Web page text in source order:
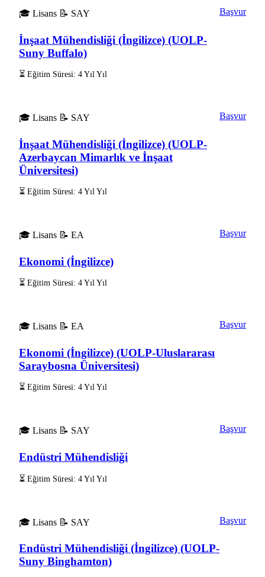
🎓 Lisans 📝 SAY
İnşaat Mühendisliği (İngilizce) (UOLP-
Suny Buffalo)
⏳ Eğitim Süresi: 4 Yıl Yıl
Başvur
🎓 Lisans 📝 SAY
İnşaat Mühendisliği (İngilizce) (UOLP-
Azerbaycan Mimarlık ve İnşaat
Üniversitesi)
⏳ Eğitim Süresi: 4 Yıl Yıl
Başvur
🎓 Lisans 📝 EA
Ekonomi (İngilizce)
⏳ Eğitim Süresi: 4 Yıl Yıl
Başvur
🎓 Lisans 📝 EA
Ekonomi (İngilizce) (UOLP-Uluslararası
Saraybosna Üniversitesi)
⏳ Eğitim Süresi: 4 Yıl Yıl
Başvur
🎓 Lisans 📝 SAY
Endüstri Mühendisliği
⏳ Eğitim Süresi: 4 Yıl Yıl
Başvur
🎓 Lisans 📝 SAY
Endüstri Mühendisliği (İngilizce) (UOLP-
Suny Binghamton)
Başvur